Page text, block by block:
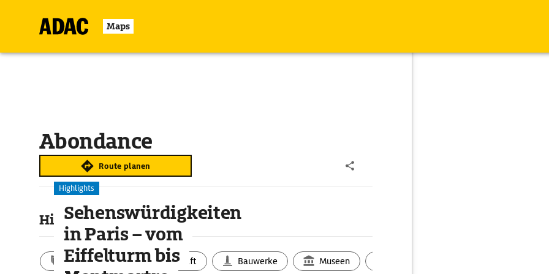
Maps
Abondance
Route planen
Highlights & Sehenswertes
Aktivitäten Landschaft Bauwerke Museen
Highlights
Sehenswürdigkeiten
in Paris – vom
Eiffelturm bis